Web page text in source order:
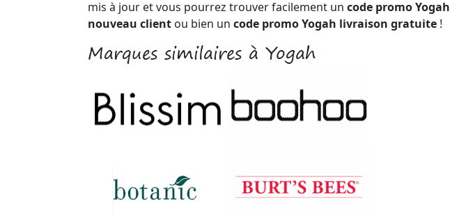
mis à jour et vous pourrez trouver facilement un code promo Yogah
nouveau client ou bien un code promo Yogah livraison gratuite !
Marques similaires à Yogah